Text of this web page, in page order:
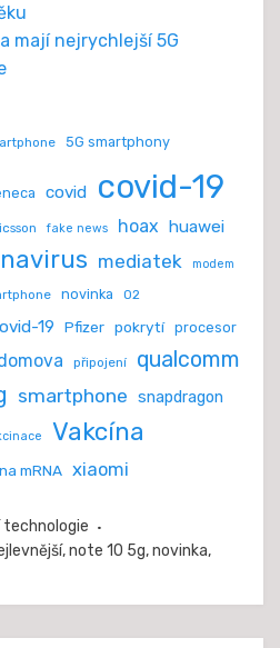
mají nejrychlejší 5G
5G smartphony
covid covid-19
fake news hoax huawei
mediatek modem
novinka O2
19 Pfizer pokrytí procesor
připojení qualcomm
smartphone snapdragon
Vakcína
mRNA xiaomi
technologie
,note 10 5g,novinka,